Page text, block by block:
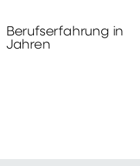
Berufserfahrung in
Jahren